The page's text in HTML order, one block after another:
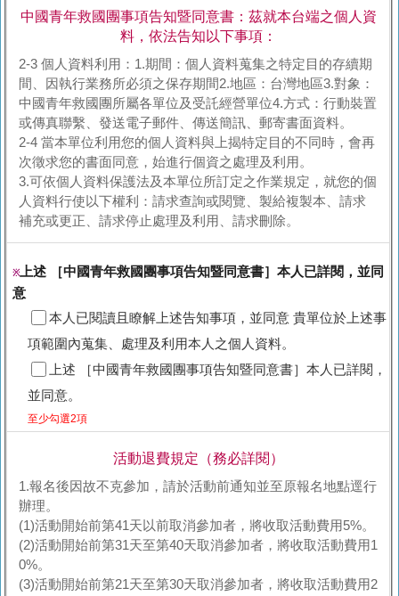
中國青年救國團事項告知暨同意書：茲就本台端之個人資
料，依法告知以下事項：
2-3 個人資料利用：1.期間：個人資料蒐集之特定目的存續期
間、因執行業務所必須之保存期間2.地區：台灣地區3.對象：
中國青年救國團所屬各單位及受託經營單位4.方式：行動裝置
或傳真聯繫、發送電子郵件、傳送簡訊、郵寄書面資料。
2-4 當本單位利用您的個人資料與上揭特定目的不同時，會再
次徵求您的書面同意，始進行個資之處理及利用。
3.可依個人資料保護法及本單位所訂定之作業規定，就您的個
人資料行使以下權利：請求查詢或閱覽、製給複製本、請求
補充或更正、請求停止處理及利用、請求刪除。
※上述 ［中國青年救國團事項告知暨同意書］本人已詳閱，並同
意
本人已閱讀且瞭解上述告知事項，並同意 貴單位於上述事
項範圍內蒐集、處理及利用本人之個人資料。
上述 ［中國青年救國團事項告知暨同意書］本人已詳閱，
並同意。
至少勾選2項
活動退費規定（務必詳閱）
1.報名後因故不克參加，請於活動前通知並至原報名地點逕行
辦理。
(1)活動開始前第41天以前取消參加者，將收取活動費用5%。
(2)活動開始前第31天至第40天取消參加者，將收取活動費用1
0%。
(3)活動開始前第21天至第30天取消參加者，將收取活動費用2